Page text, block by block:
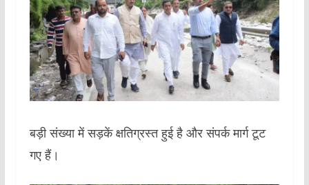
बड़ी संख्या में सड़कें क्षतिग्रस्त हुई है और संपर्क मार्ग टूट
गए हैं।